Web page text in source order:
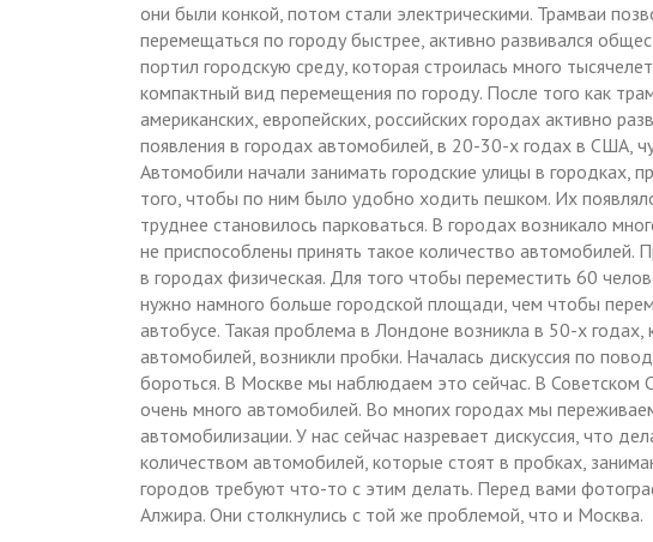
они были конкой, потом стали электрическими. Трамваи
перемещаться по городу быстрее, активно развивался
портил городскую среду, которая строилась много
компактный вид перемещения по городу. После того как
американских, европейских, российских городах активно
появления в городах автомобилей, в 20-30-х годах в США,
Автомобили начали занимать городские улицы в городках,
того, чтобы по ним было удобно ходить пешком. Их
труднее становилось парковаться. В городах возникало
не приспособлены принять такое количество автомобилей.
в городах физическая. Для того чтобы переместить 60
нужно намного больше городской площади, чем чтобы
автобусе. Такая проблема в Лондоне возникла в 50-х годах,
автомобилей, возникли пробки. Началась дискуссия по
бороться. В Москве мы наблюдаем это сейчас. В Советском
очень много автомобилей. Во многих городах мы
автомобилизации. У нас сейчас назревает дискуссия, что
количеством автомобилей, которые стоят в пробках,
городов требуют что-то с этим делать. Перед вами
Алжира. Они столкнулись с той же проблемой, что и Москва.